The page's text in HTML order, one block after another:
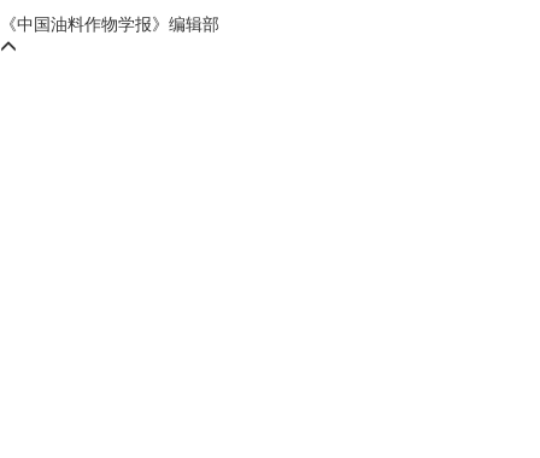
《中国油料作物学报》编辑部